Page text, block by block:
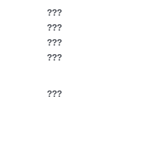
???
???
???
???
???